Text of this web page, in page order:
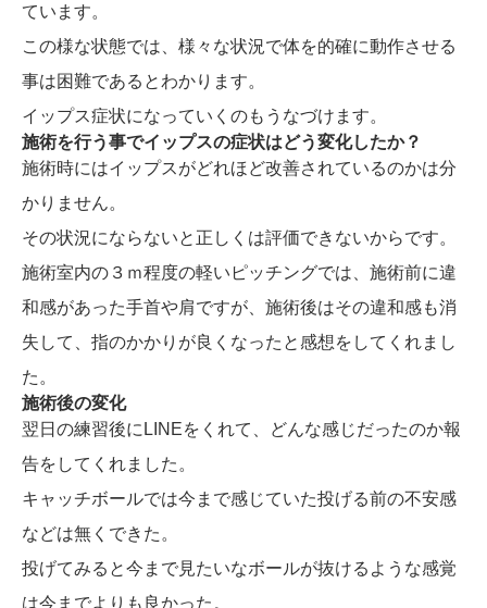
ています。
この様な状態では、様々な状況で体を的確に動作させる
事は困難であるとわかります。
イップス症状になっていくのもうなづけます。
施術を行う事でイップスの症状はどう変化したか？
施術時にはイップスがどれほど改善されているのかは分
かりません。
その状況にならないと正しくは評価できないからです。
施術室内の３ｍ程度の軽いピッチングでは、施術前に違
和感があった手首や肩ですが、施術後はその違和感も消
失して、指のかかりが良くなったと感想をしてくれまし
た。
施術後の変化
翌日の練習後にLINEをくれて、どんな感じだったのか報
告をしてくれました。
キャッチボールでは今まで感じていた投げる前の不安感
などは無くできた。
投げてみると今まで見たいなボールが抜けるような感覚
は今までよりも良かった。